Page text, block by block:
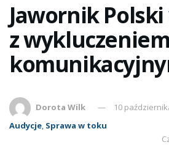
Jawornik
z wykluczeniem
Dorota Wilk
10
Audycje, Sprawa w toku